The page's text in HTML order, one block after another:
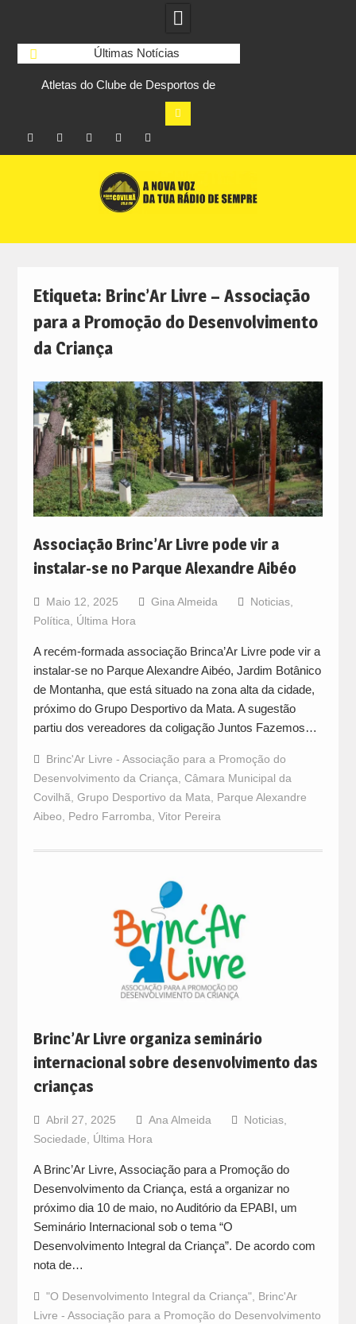
Últimas Notícias
Atletas do Clube de Desportos de
Combate do Fundão conquistam três
títulos europeus de Brazilian Jiu-Jitsu
RCC
Ar
Etiqueta: Brinc’Ar Livre – Associação
para a Promoção do Desenvolvimento
da Criança
Associação Brinc’Ar Livre pode vir a
instalar-se no Parque Alexandre Aibéo
Maio 12, 2025 Gina Almeida Noticias,
Política
Última Hora
A recém-formada associação Brinca’Ar Livre pode vir a
instalar-se no Parque Alexandre Aibéo, Jardim Botânico
de Montanha, que está situado na zona alta da cidade,
próximo do Grupo Desportivo da Mata. A sugestão
partiu dos vereadores da coligação Juntos Fazemos…
Brinc'Ar Livre - Associação para a Promoção do
Desenvolvimento da Criança Câmara Municipal da
Covilhã Grupo Desportivo da Mata
Parque Alexandre
Aibeo
Pedro Farromba Vitor Pereira
Brinc’Ar Livre organiza seminário
internacional sobre desenvolvimento das
crianças
Abril 27, 2025 Ana Almeida Noticias,
Sociedade
Última Hora
A Brinc’Ar Livre, Associação para a Promoção do
Desenvolvimento da Criança, está a organizar no
próximo dia 10 de maio, no Auditório da EPABI, um
Seminário Internacional sob o tema “O
Desenvolvimento Integral da Criança”. De acordo com
nota de…
"O Desenvolvimento Integral da Criança", Brinc'Ar
Livre - Associação para a Promoção do Desenvolvimento